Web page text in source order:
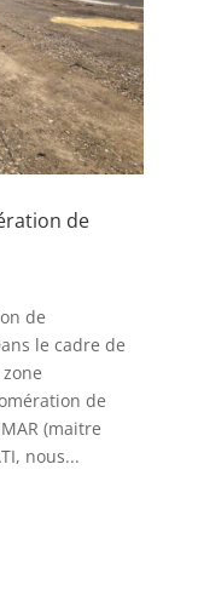
de
de
le cadre de
de
(maitre
nous...